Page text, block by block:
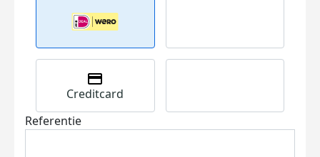
Creditcard
Referentie